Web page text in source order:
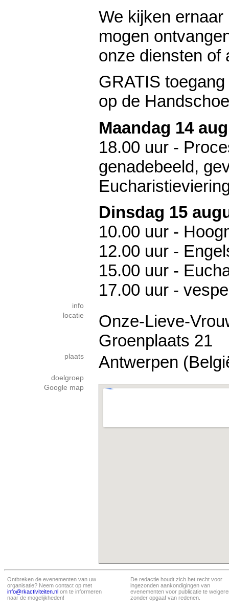
We kijken
mogen
onze diensten of
GRATIS
op de
Maandag 14
18.00 uur -
genadebeeld,
Dinsdag 15
10.00 uur -
12.00 uur -
15.00 uur -
17.00 uur -
info
locatie
Onze-Lieve-
Groenplaats 21
plaats Antwerpen
doelgroep
Google map
Ontbreken de evenementen van uw
organisatie? Neem contact op met
info@rkactiviteiten.nl om te informeren
naar de mogelijkheden!
De redactie houdt zich het recht voor
ingezonden aankondigingen van
evenementen voor publicatie te
zonder opgaaf van redenen.